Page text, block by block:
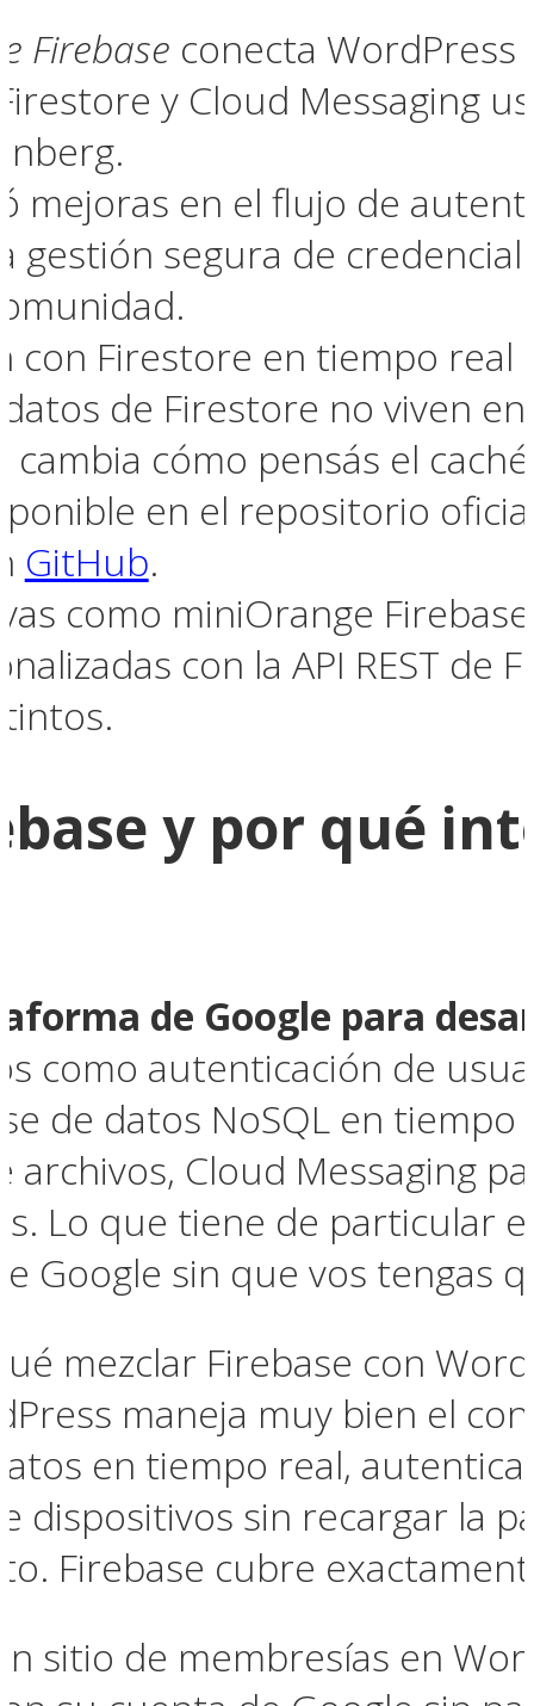
Firebase conecta WordPress
y Cloud Messaging
mejoras en el flujo de
gestión segura de
con Firestore en tiempo real
de Firestore no viven
cómo pensás el caché
en el repositorio
GitHub.
como miniOrange
con la API REST de
y por qué
de Google para
como autenticación de
de datos NoSQL en tiempo
archivos, Cloud Messaging
Lo que tiene de particular
Google sin que vos tengas
mezclar Firebase con
maneja muy bien el
en tiempo real,
dispositivos sin recargar la
Firebase cubre
sitio de membresías en